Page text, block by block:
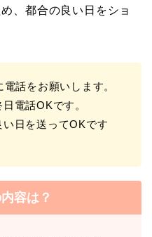
、都合の良い日をショ
話をお願いします。
電話OKです。
日を送ってOKです
容は？